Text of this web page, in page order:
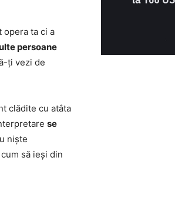
opera ta ci a
persoane
ți vezi de
clădite cu atâta
se
niște
să ieși din